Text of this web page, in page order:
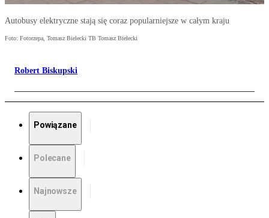
Autobusy elektryczne stają się coraz popularniejsze w całym kraju
Foto: Fotorzepa, Tomasz Bielecki TB Tomasz Bielecki
Robert Biskupski
Powiązane
Polecane
Najnowsze